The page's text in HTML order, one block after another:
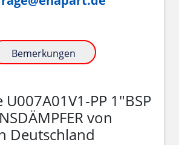
Bemerkungen
U007A01V1-PP 1"BSP
von
Deutschland